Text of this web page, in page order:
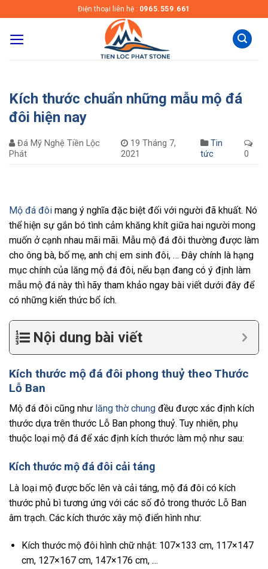
to
content
Điện thoại liên hệ : 0965.559.661
Kích thước chuẩn những mẫu mộ đá
đôi hiện nay
Đá Mỹ Nghệ Tiền Lộc
Phát
19 Tháng 7,
2021
Tin
tức
0
Mộ đá đôi mang ý nghĩa đặc biệt đối với người đã khuất. Nó
thể hiện sự gắn bó tình cảm khăng khít giữa hai người mong
muốn ở cạnh nhau mãi mãi. Mẫu mộ đá đôi thường được làm
cho ông bà, bố mẹ, anh chị em sinh đôi, … Đây chính là hạng
mục chính của lăng mộ đá đôi, nếu bạn đang có ý định làm
mẫu mộ đá này thì hãy tham khảo ngay bài viết dưới đây để
có những kiến thức bổ ích.
Nội dung bài viết
Kích thước mộ đá đôi phong thuỷ theo Thước
Lỗ Ban
Mộ đá đôi cũng như lăng thờ chung đều được xác định kích
thước dựa trên thước Lỗ Ban phong thuỷ. Tuy nhiên, phụ
thuộc loại mộ đá để xác định kích thước làm mộ như sau:
Kích thước mộ đá đôi cải táng
Là loại mộ được bốc lên và cải táng, mộ đá đôi có kích
thước phủ bì tương ứng với các số đỏ trong thước Lỗ Ban
âm trạch. Các kích thước xây mộ điển hình như:
Kích thước mộ đôi hình chữ nhật: 107×133 cm, 117×147
cm, 127×167 cm, 147×176 cm, …